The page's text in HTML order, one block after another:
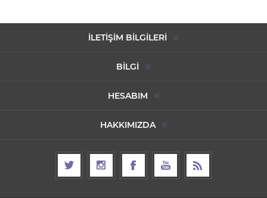
İLETIŞIM BILGILERI
BILGI
HESABIM
HAKKIMIZDA